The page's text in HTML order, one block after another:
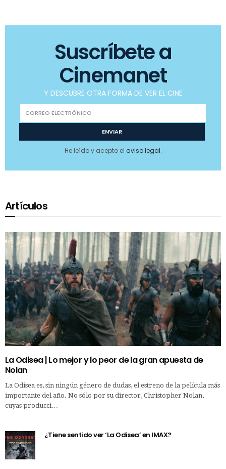
Suscríbete a
Cinemanet
Y DESCUBRE OTRA FORMA DE VER EL CINE
He leído y acepto el aviso legal.
Artículos
La Odisea | Lo mejor y lo peor de la gran apuesta de
Nolan
La Odisea es, sin ningún género de dudas, el estreno de la película más
importante del año. No sólo por su director, Christopher Nolan,
cuyas producci…
¿Tiene sentido ver ‘La Odisea’ en IMAX?